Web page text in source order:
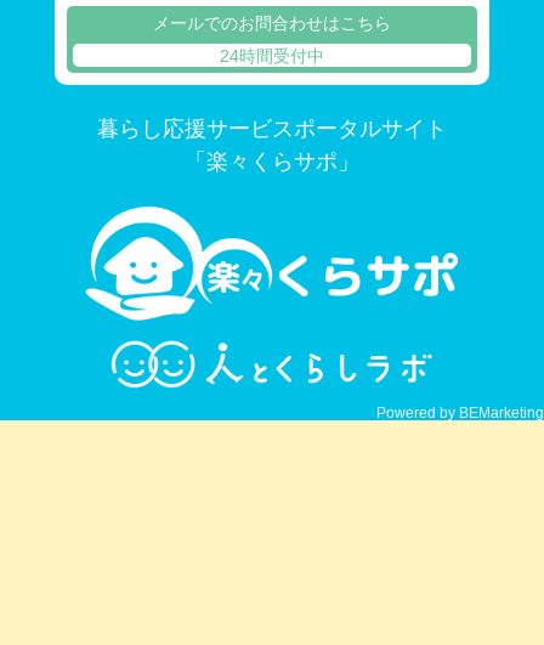
メールでのお問合わせはこちら
24時間受付中
暮らし応援サービスポータルサイト
「楽々くらサポ」
Powered by BEMarketing